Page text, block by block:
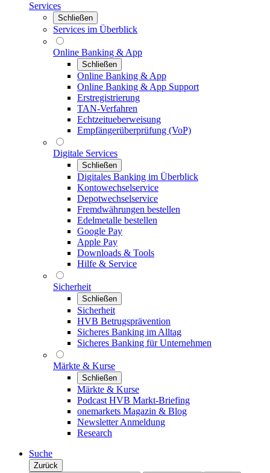
Services
Schließen
Services im Überblick
Online Banking & App
Schließen
Online Banking & App
Online Banking & App Support
Erstregistrierung
TAN-Verfahren
Echtzeitueberweisung
Empfängerüberprüfung (VoP)
Digitale Services
Schließen
Digitales Banking im Überblick
Kontowechselservice
Depotwechselservice
Fremdwährungen bestellen
Edelmetalle bestellen
Google Pay
Apple Pay
Downloads & Tools
Hilfe & Service
Sicherheit
Schließen
Sicherheit
HVB Betrugsprävention
Sicheres Banking im Alltag
Sicheres Banking für Unternehmen
Märkte & Kurse
Schließen
Märkte & Kurse
Podcast HVB Markt-Briefing
onemarkets Magazin & Blog
Newsletter Anmeldung
Research
Suche
Zurück